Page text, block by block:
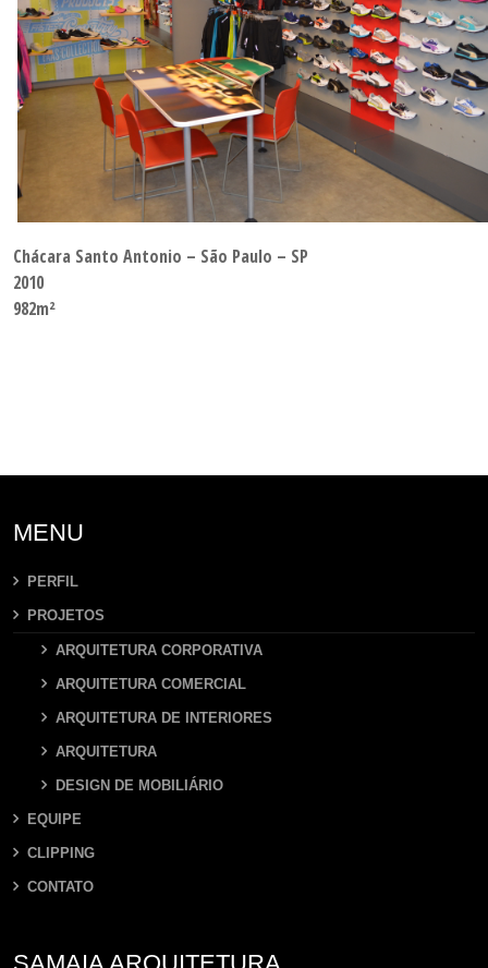
Chácara Santo Antonio – São Paulo – SP
2010
982m²
MENU
PERFIL
PROJETOS
ARQUITETURA CORPORATIVA
ARQUITETURA COMERCIAL
ARQUITETURA DE INTERIORES
ARQUITETURA
DESIGN DE MOBILIÁRIO
EQUIPE
CLIPPING
CONTATO